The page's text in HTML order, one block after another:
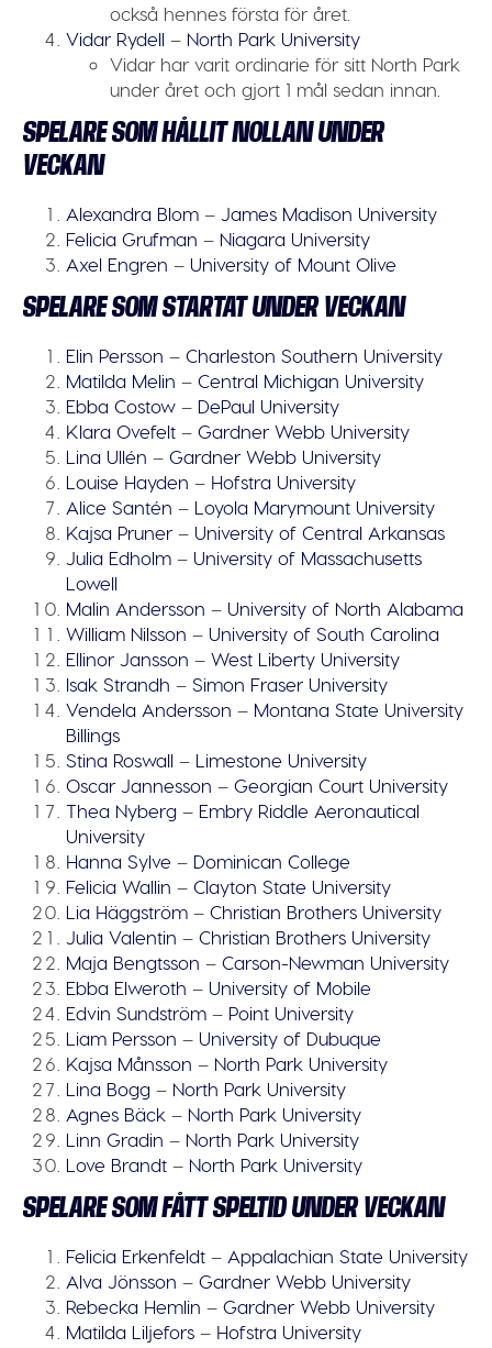
också hennes första för året.
Vidar Rydell – North Park University
Vidar har varit ordinarie för sitt North Park
under året och gjort 1 mål sedan innan.
SPELARE SOM HÅLLIT NOLLAN UNDER
VECKAN
Alexandra Blom – James Madison University
Felicia Grufman – Niagara University
Axel Engren – University of Mount Olive
SPELARE SOM STARTAT UNDER VECKAN
Elin Persson –Charleston Southern University
Matilda Melin –Central Michigan University
Ebba Costow – DePaul University
Klara Ovefelt –Gardner Webb University
Lina Ullén –Gardner Webb University
Louise Hayden – Hofstra University
Alice Santén – Loyola Marymount University
Kajsa Pruner – University of Central Arkansas
Julia Edholm – University of Massachusetts
Lowell
Malin Andersson – University of North Alabama
William Nilsson – University of South Carolina
Ellinor Jansson –West Liberty University
Isak Strandh –Simon Fraser University
Vendela Andersson – Montana State University
Billings
Stina Roswall – Limestone University
Oscar Jannesson –Georgian Court University
Thea Nyberg – Embry Riddle Aeronautical
University
Hanna Sylve – Dominican College
Felicia Wallin –Clayton State University
Lia Häggström –Christian Brothers University
Julia Valentin –Christian Brothers University
Maja Bengtsson –Carson-Newman University
Ebba Elweroth – University of Mobile
Edvin Sundström – Point University
Liam Persson – University of Dubuque
Kajsa Månsson – North Park University
Lina Bogg – North Park University
Agnes Bäck – North Park University
Linn Gradin – North Park University
Love Brandt – North Park University
SPELARE SOM FÅTT SPELTID UNDER VECKAN
Felicia Erkenfeldt – Appalachian State University
Alva Jönsson –Gardner Webb University
Rebecka Hemlin –Gardner Webb University
Matilda Liljefors – Hofstra University